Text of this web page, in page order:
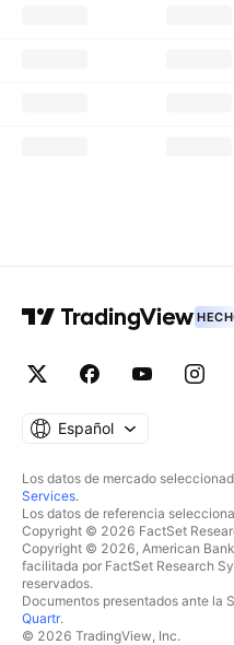
Español
Los datos de mercado
Services.
Los datos de referencia
Copyright © 2026 FactSet
Copyright © 2026, American
facilitada por FactSet Research
reservados.
Documentos presentados ante la
Quartr.
© 2026 TradingView, Inc.